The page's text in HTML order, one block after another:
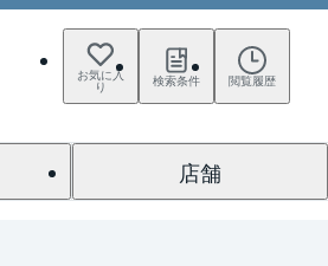
お気に入
り 検索条件 閲覧履歴
店舗